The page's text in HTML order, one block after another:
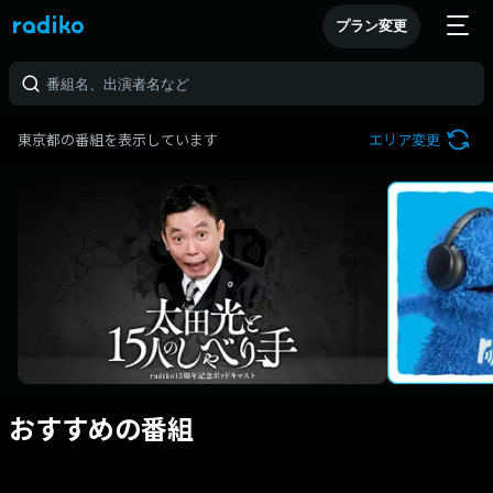
プラン変更
東京都の番組を表示しています エリア変更
おすすめの番組